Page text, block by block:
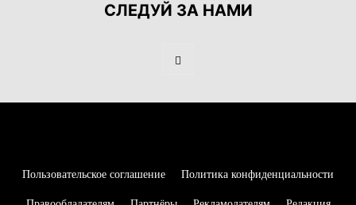
СЛЕДУЙ ЗА НАМИ
Пользовательское соглашение Политика конфиденциальности